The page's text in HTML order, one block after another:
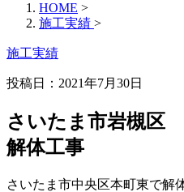
HOME >
施工実績 >
施工実績
投稿日：2021年7月30日
さいたま市岩槻
解体工事
さいたま市中央区本町東で解